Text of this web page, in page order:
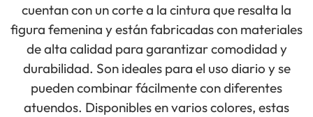
cuentan con un corte a la cintura que resalta la
figura femenina y están fabricadas con materiales
de alta calidad para garantizar comodidad y
durabilidad. Son ideales para el uso diario y se
pueden combinar fácilmente con diferentes
atuendos. Disponibles en varios colores, estas